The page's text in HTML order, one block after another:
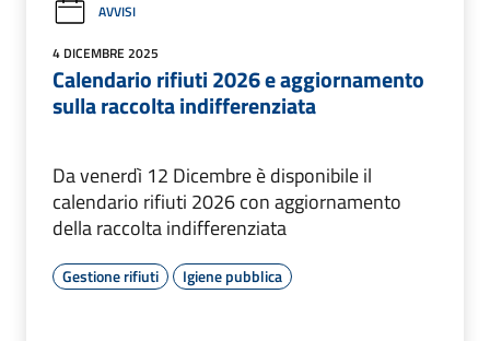
AVVISI
4 DICEMBRE 2025
Calendario rifiuti 2026 e aggiornamento
sulla raccolta indifferenziata
Da venerdì 12 Dicembre è disponibile il
calendario rifiuti 2026 con aggiornamento
della raccolta indifferenziata
Gestione rifiuti Igiene pubblica